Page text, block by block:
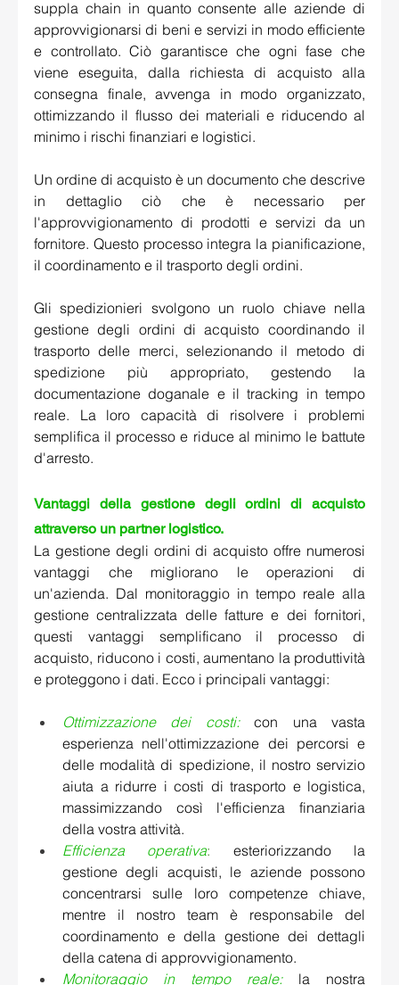
suppla chain in quanto consente alle aziende di
approvvigionarsi di beni e servizi in modo efficiente
e controllato. Ciò garantisce che ogni fase che
viene eseguita, dalla richiesta di acquisto alla
consegna finale, avvenga in modo organizzato,
ottimizzando il flusso dei materiali e riducendo al
minimo i rischi finanziari e logistici.
Un ordine di acquisto è un documento che descrive
in dettaglio ciò che è necessario per
l'approvvigionamento di prodotti e servizi da un
fornitore. Questo processo integra la pianificazione,
il coordinamento e il trasporto degli ordini.
Gli spedizionieri svolgono un ruolo chiave nella
gestione degli ordini di acquisto coordinando il
trasporto delle merci, selezionando il metodo di
spedizione più appropriato, gestendo la
documentazione doganale e il tracking in tempo
reale. La loro capacità di risolvere i problemi
semplifica il processo e riduce al minimo le battute
d'arresto.
Vantaggi della gestione degli ordini di acquisto
attraverso un partner logistico.
La gestione degli ordini di acquisto offre numerosi
vantaggi che migliorano le operazioni di
un'azienda. Dal monitoraggio in tempo reale alla
gestione centralizzata delle fatture e dei fornitori,
questi vantaggi semplificano il processo di
acquisto, riducono i costi, aumentano la produttività
e proteggono i dati. Ecco i principali vantaggi:
Ottimizzazione dei costi:
con una vasta
esperienza nell'ottimizzazione dei percorsi e
delle modalità di spedizione, il nostro servizio
aiuta a ridurre i costi di trasporto e logistica,
massimizzando così l'efficienza finanziaria
della vostra attività.
Efficienza operativa: esteriorizzando la
gestione degli acquisti, le aziende possono
concentrarsi sulle loro competenze chiave,
mentre il nostro team è responsabile del
coordinamento e della gestione dei dettagli
della catena di approvvigionamento.
Monitoraggio in tempo reale: la nostra